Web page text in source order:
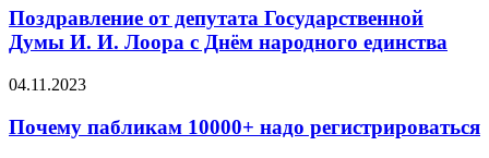
Поздравление от депутата Государственной
Думы И. И. Лоора с Днём народного единства
04.11.2023
Почему пабликам 10000+ надо регистрироваться